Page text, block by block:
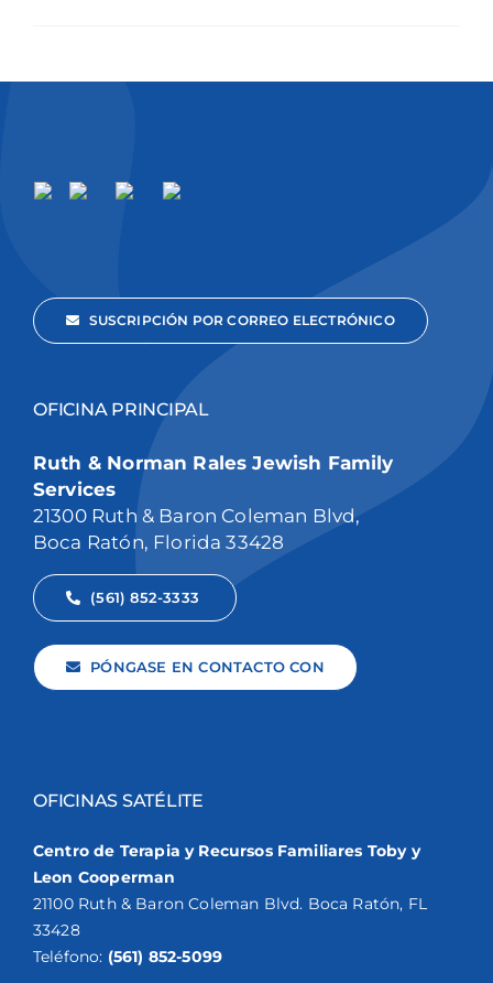
SUSCRIPCIÓN POR CORREO ELECTRÓNICO
OFICINA PRINCIPAL
Ruth & Norman Rales Jewish Family
Services
21300 Ruth & Baron Coleman Blvd,
Boca Ratón, Florida 33428
(561) 852-3333
PÓNGASE EN CONTACTO CON
OFICINAS SATÉLITE
Centro de Terapia y Recursos Familiares Toby y
Leon Cooperman
21100 Ruth & Baron Coleman Blvd. Boca Ratón, FL
33428
Teléfono: (561) 852-5099